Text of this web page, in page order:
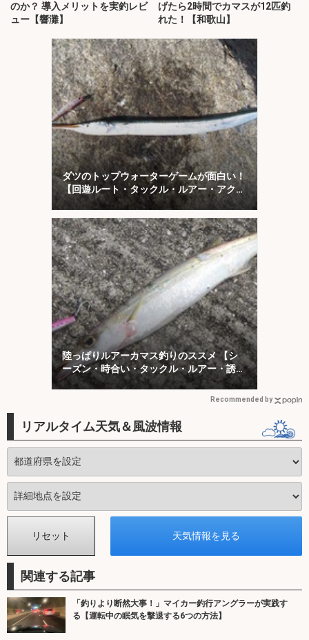
のか？ 導入メリットを実釣レビ
ュー【響灘】
げたら2時間でカマスが12匹釣
れた！【和歌山】
ダツのトップウォーターゲームが面白い！
【回遊ルート・タックル・ルアー・アクシ
ョンを解説】
陸っぱりルアーカマス釣りのススメ 【シ
ーズン・時合い・タックル・ルアー・誘い
方を解説】
Recommended by
リアルタイム天気＆風波情報
関連する記事
「釣りより断然大事！」マイカー釣行アングラーが実践す
る【運転中の眠気を撃退する6つの方法】